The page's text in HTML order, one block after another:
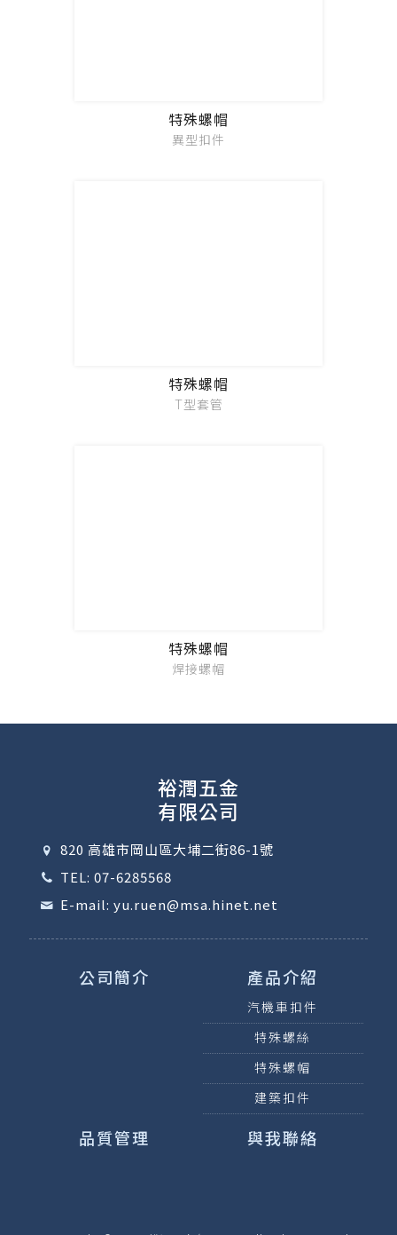
特殊螺帽
異型扣件
特殊螺帽
T型套管
特殊螺帽
焊接螺帽
裕潤五金
有限公司
820 高雄市岡山區大埔二街86-1號
TEL: 07-6285568
E-mail: yu.ruen@msa.hinet.net
公司簡介 產品介紹
汽機車扣件
特殊螺絲
特殊螺帽
建築扣件
品質管理 與我聯絡